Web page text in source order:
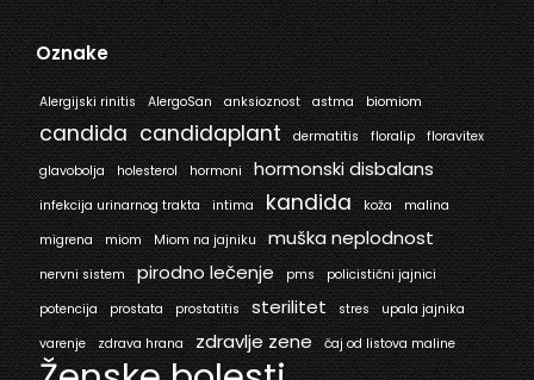
Oznake
Alergijski rinitis AlergoSan anksioznost astma biomiom
candida candidaplant dermatitis floralip
floravitex
glavobolja
holesterol hormoni hormonski disbalans
infekcija urinarnog trakta intima kandida koža
malina
migrena
miom Miom na jajniku muška neplodnost
nervni sistem pirodno lečenje pms
policistični jajnici
potencija
prostata prostatitis sterilitet stres
upala jajnika
varenje
zdrava hrana zdravlje zene čaj od listova maline